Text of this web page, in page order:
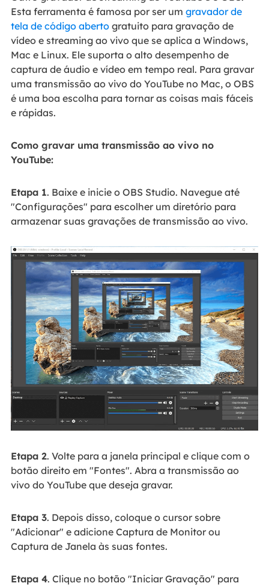
Esta ferramenta é famosa por ser um gravador de
tela de código abertogratuito para gravação de
vídeo e streaming ao vivo que se aplica a Windows,
Mac e Linux. Ele suporta o alto desempenho de
captura de áudio e vídeo em tempo real. Para gravar
uma transmissão ao vivo do YouTube no Mac, o OBS
é uma boa escolha para tornar as coisas mais fáceis
e rápidas.
Como gravar uma transmissão ao vivo no
YouTube:
Etapa 1. Baixe e inicie o OBS Studio. Navegue até
"Configurações" para escolher um diretório para
armazenar suas gravações de transmissão ao vivo.
Etapa 2. Volte para a janela principal e clique com o
botão direito em "Fontes". Abra a transmissão ao
vivo do YouTube que deseja gravar.
Etapa 3. Depois disso, coloque o cursor sobre
"Adicionar" e adicione Captura de Monitor ou
Captura de Janela às suas fontes.
Etapa 4. Clique no botão "Iniciar Gravação" para